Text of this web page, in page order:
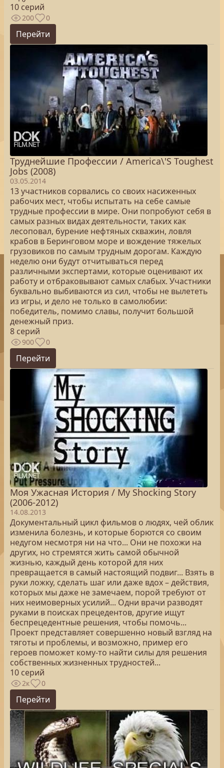
10 серий
200 0
Перейти
Труднейшие Профессии / America\'S Toughest
Jobs (2008)
03.05.2014
13 участников сорвались со своих насиженных
рабочих мест, чтобы испытать на себе самые
трудные профессии в мире. Они попробуют себя в
самых разных видах деятельности, таких как
лесоповал, бурение нефтяных скважин, ловля
крабов в Беринговом море и вождение тяжелых
грузовиков по самым трудным дорогам. Каждую
неделю они будут отчитываться перед
различными экспертами, которые оценивают их
работу и отбраковывают самых слабых. Участники
буквально выбиваются из сил, чтобы не вылететь
из игры, и дело не только в самолюбии:
победитель, помимо славы, получит большой
денежный приз.
8 серий
900 0
Перейти
Моя Ужасная История / My Shocking Story
(2006-2012)
14.08.2013
Документальный цикл фильмов о людях, чей облик
изменила болезнь, и которые борются со своим
недугом несмотря ни на что... Они не похожи на
других, но стремятся жить самой обычной
жизнью, каждый день которой для них
превращается в самый настоящий подвиг... Взять в
руки ложку, сделать шаг или даже вдох – действия,
которых мы даже не замечаем, порой требуют от
них неимоверных усилий... Одни врачи разводят
руками в поисках прецедентов, другие ищут
беспрецедентные решения, чтобы помочь...
Проект представляет совершенно новый взгляд на
тяготы и проблемы, и возможно, пример его
героев поможет кому-то найти силы для решения
собственных жизненных трудностей...
10 серий
2к 0
Перейти